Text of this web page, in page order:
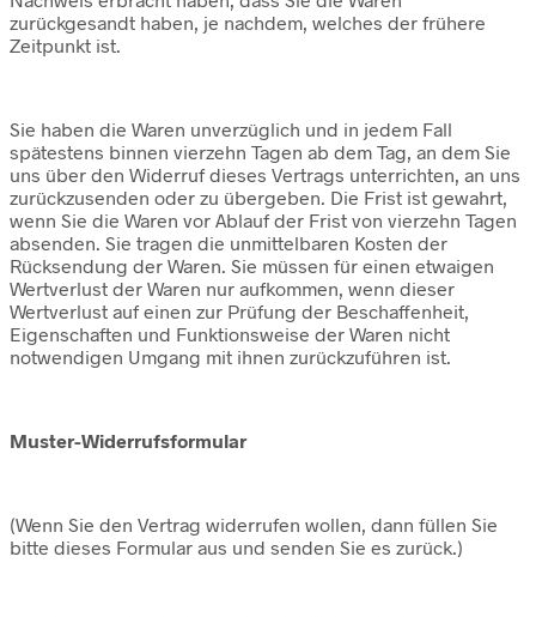
zurückgesandt haben, je nachdem, welches der frühere
Zeitpunkt ist.
Sie haben die Waren unverzüglich und in jedem Fall
spätestens binnen vierzehn Tagen ab dem Tag, an dem Sie
uns über den Widerruf dieses Vertrags unterrichten, an uns
zurückzusenden oder zu übergeben. Die Frist ist gewahrt,
wenn Sie die Waren vor Ablauf der Frist von vierzehn Tagen
absenden. Sie tragen die unmittelbaren Kosten der
Rücksendung der Waren. Sie müssen für einen etwaigen
Wertverlust der Waren nur aufkommen, wenn dieser
Wertverlust auf einen zur Prüfung der Beschaffenheit,
Eigenschaften und Funktionsweise der Waren nicht
notwendigen Umgang mit ihnen zurückzuführen ist.
Muster-Widerrufsformular
(Wenn Sie den Vertrag widerrufen wollen, dann füllen Sie
bitte dieses Formular aus und senden Sie es zurück.)